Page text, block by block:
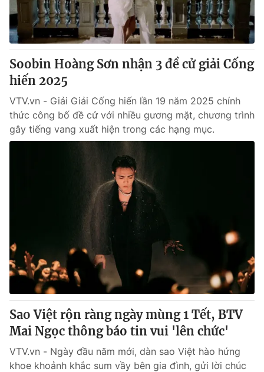
Soobin Hoàng Sơn nhận 3 đề cử giải Cống
hiến 2025
VTV.vn - Giải Giải Cống hiến lần 19 năm 2025 chính
thức công bố đề cử với nhiều gương mặt, chương trình
gây tiếng vang xuất hiện trong các hạng mục.
Sao Việt rộn ràng ngày mùng 1 Tết, BTV
Mai Ngọc thông báo tin vui 'lên chức'
VTV.vn - Ngày đầu năm mới, dàn sao Việt hào hứng
khoe khoảnh khắc sum vầy bên gia đình, gửi lời chúc